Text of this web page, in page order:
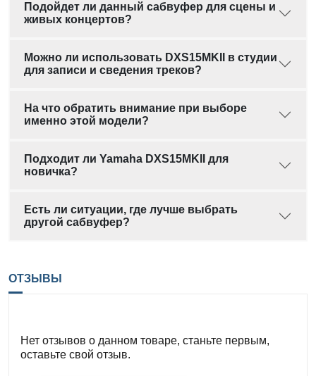
Подойдет ли данный сабвуфер для сцены и
живых концертов?
Можно ли использовать DXS15MKII в студии
для записи и сведения треков?
На что обратить внимание при выборе
именно этой модели?
Подходит ли Yamaha DXS15MKII для
новичка?
Есть ли ситуации, где лучше выбрать
другой сабвуфер?
ОТЗЫВЫ
Нет отзывов о данном товаре, станьте первым,
оставьте свой отзыв.